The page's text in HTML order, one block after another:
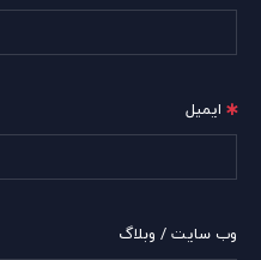
ایمیل
وب سایت / وبلاگ